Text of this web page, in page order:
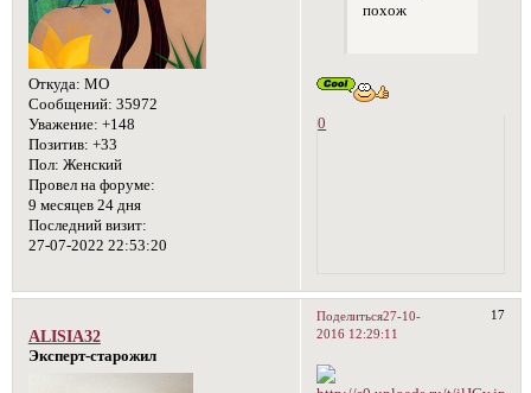
Откуда: МО
Сообщений: 35972
Уважение: +148
Позитив: +33
Пол: Женский
Провел на форуме:
9 месяцев 24 дня
Последний визит:
27-07-2022 22:53:20
похож
0
Поделиться 17
27-10-
2016 12:29:11
ALISIA32
Эксперт-старожил